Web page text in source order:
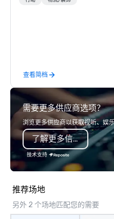
massive gun turrets,
the heart of the engineering
or racing against time to save
ship in a thrilling escape
each experience brings the
in unforgettable ways.
查看简档
需要更多供应商选项？
浏览更多供应商以获取视听、娱
了解更多信息
技术支持
推荐场地
另外 2 个场地匹配您的需要